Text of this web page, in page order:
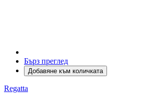
Бърз преглед
Добавяне към количката
Regatta